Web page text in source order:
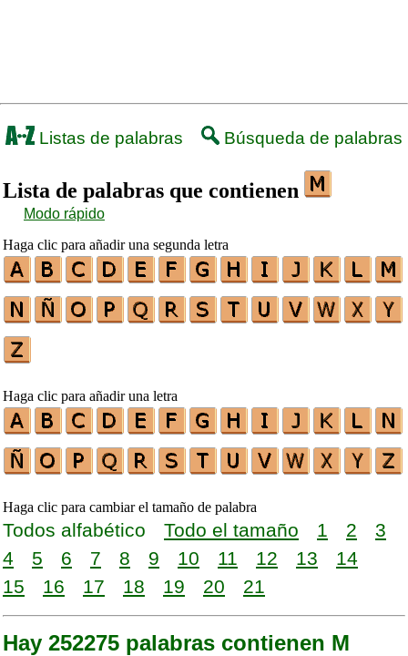
Listas de palabras Búsqueda de palabras
Lista de palabras que contienen
Modo rápido
Haga clic para añadir una segunda letra
Haga clic para añadir una letra
Haga clic para cambiar el tamaño de palabra
Todos alfabético Todo el tamaño 1 2
3
4
5 6 7 8 9 10 11 12 13
14
15
16 17 18 19 20 21
Hay 252275 palabras contienen M